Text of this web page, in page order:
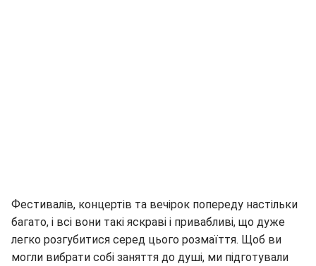
Фестивалів, концертів та вечірок попереду настільки
багато, і всі вони такі яскраві і привабливі, що дуже
легко розгубитися серед цього розмаїття. Щоб ви
могли вибрати собі заняття до душі, ми підготували